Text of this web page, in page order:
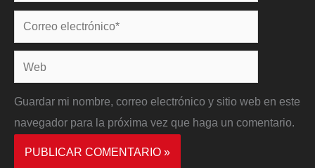
Correo
electrónico*
Web
Guardar mi nombre, correo electrónico y sitio web en este
navegador para la próxima vez que haga un comentario.